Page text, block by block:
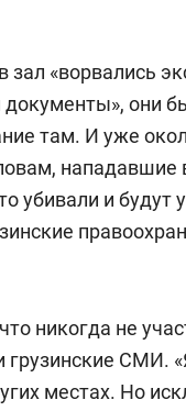
зал «ворвались
документы», они
там. И уже
нападавшие
убивали и будут
никогда не
грузинские СМИ.
местах. Но